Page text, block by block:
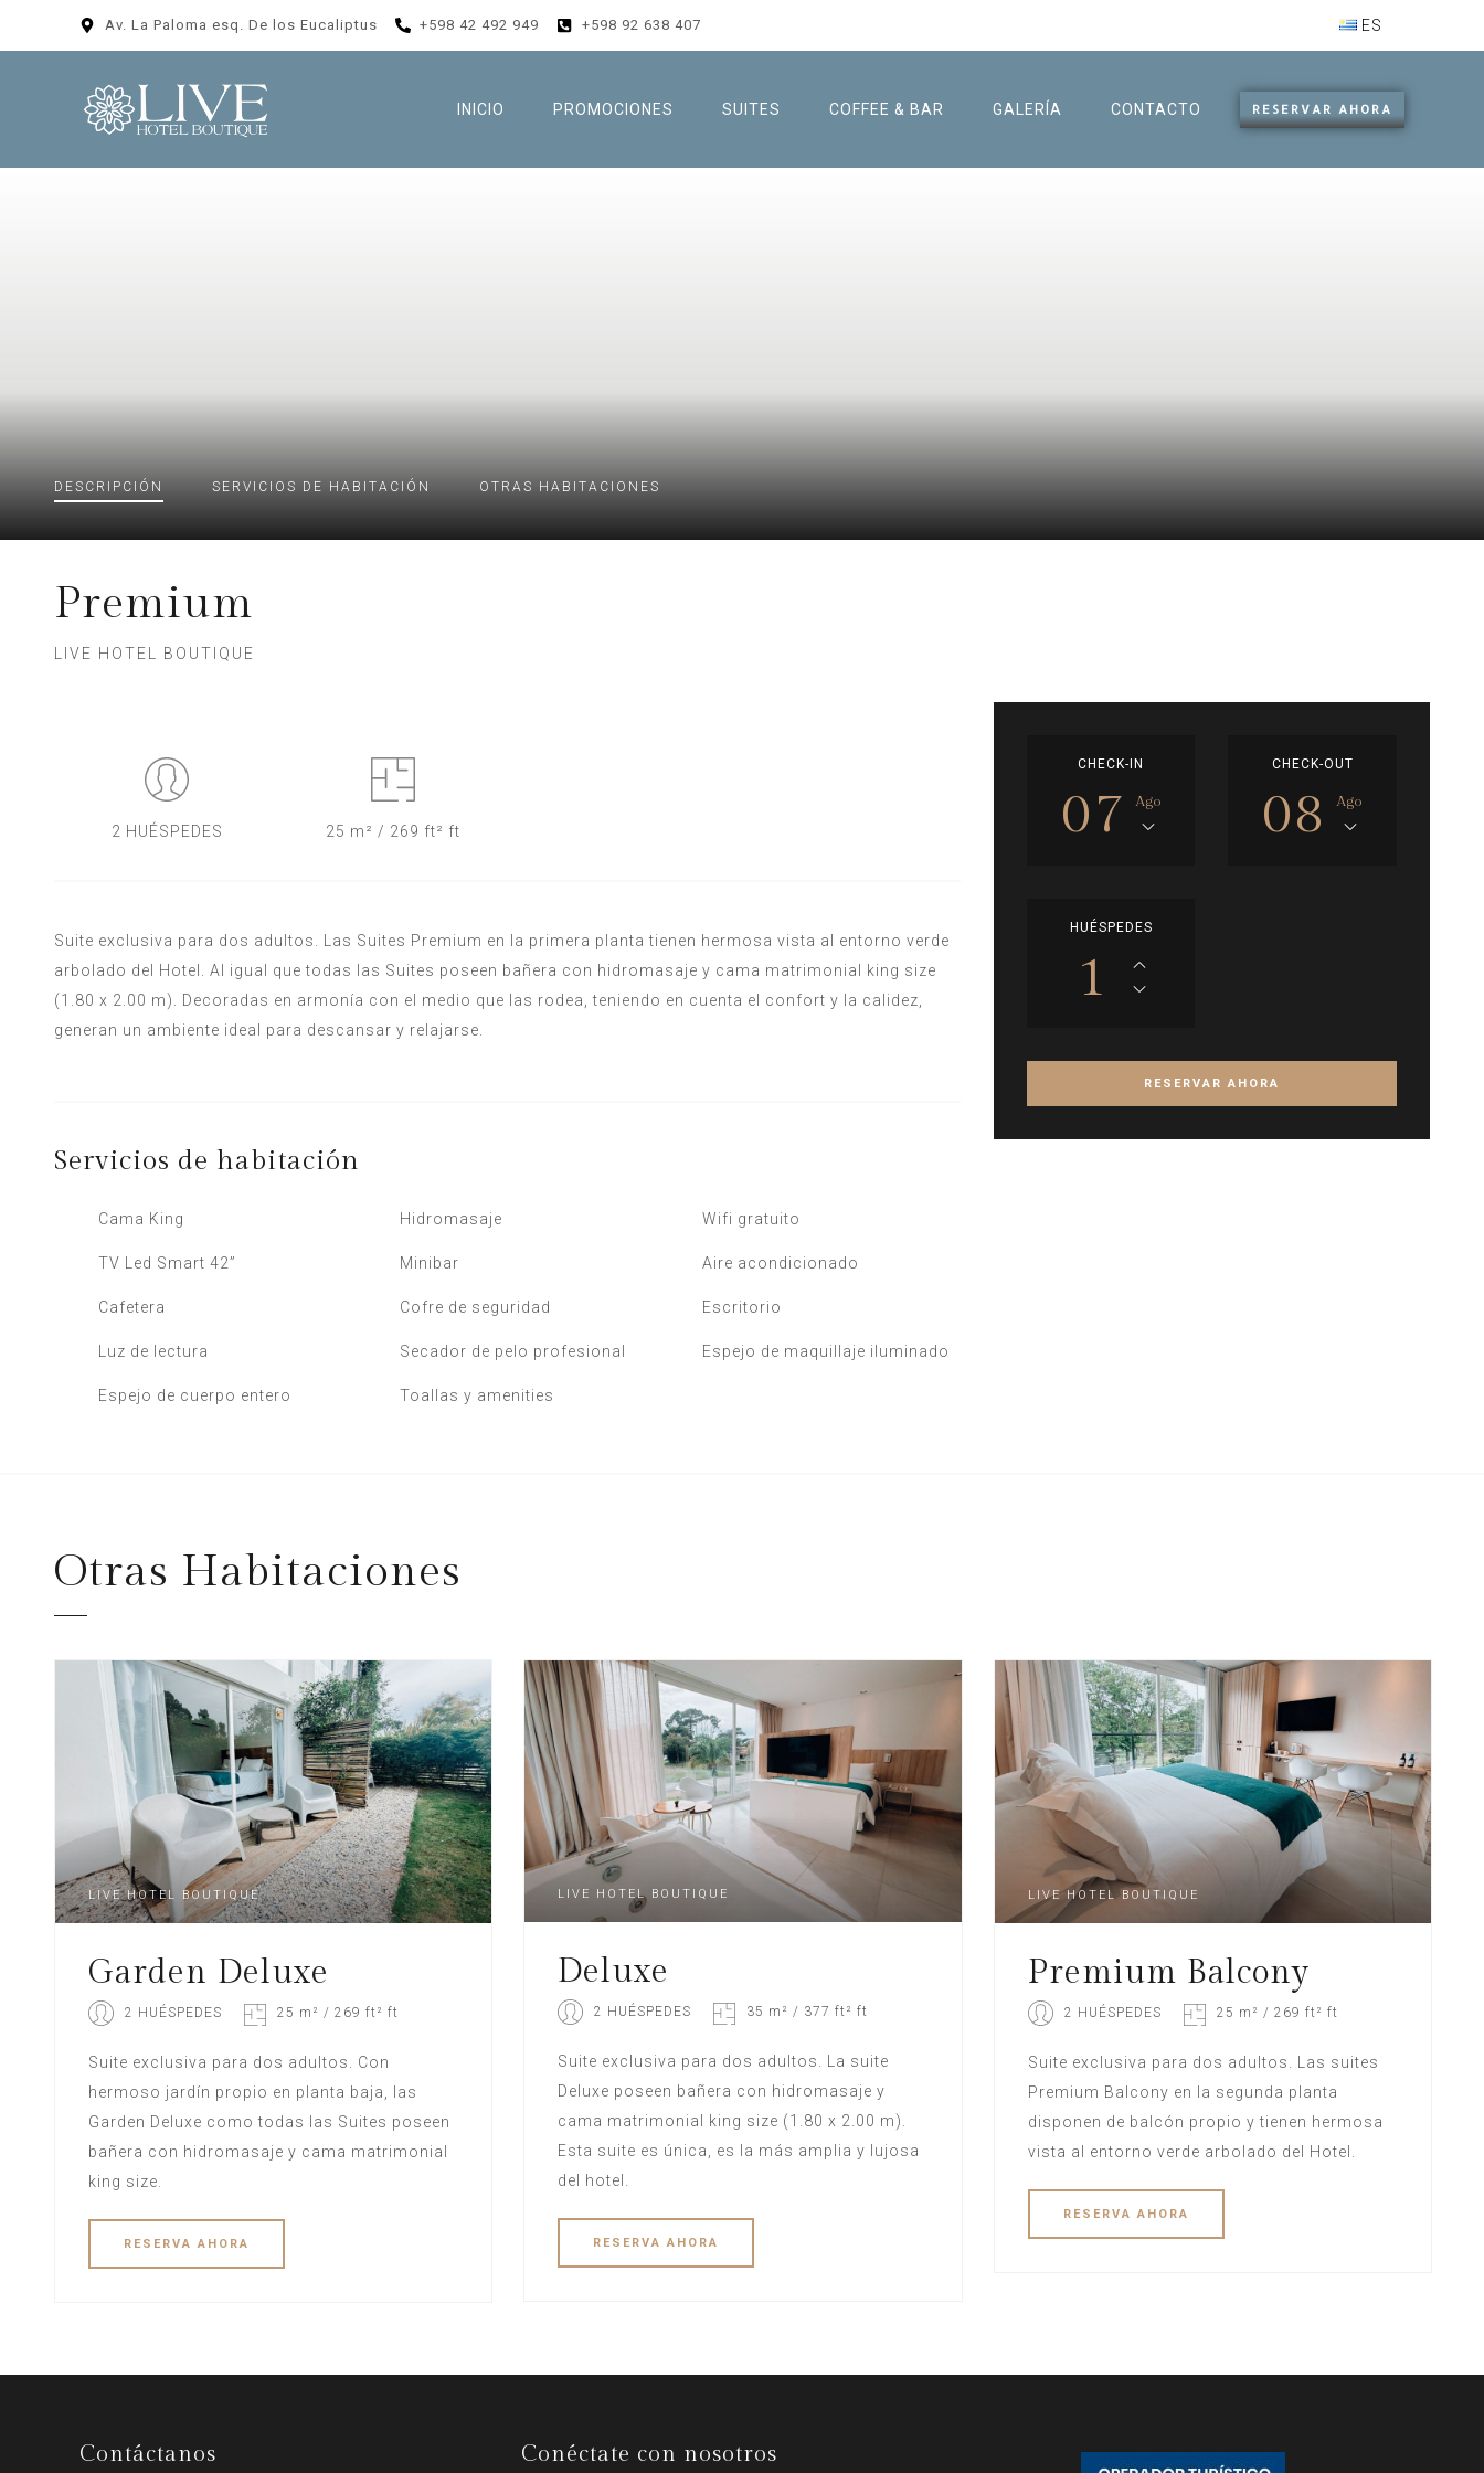
Av. La Paloma esq. De los Eucaliptus +598 42 492 949 +598 92 638 407 ES
INICIO PROMOCIONES SUITES COFFEE & BAR GALERÍA CONTACTO RESERVAR AHORA
DESCRIPCIÓN SERVICIOS DE HABITACIÓN OTRAS HABITACIONES
Premium
LIVE HOTEL BOUTIQUE
2 HUÉSPEDES 25 m² / 269 ft² ft
Suite exclusiva para dos adultos. Las Suites Premium en la primera planta tienen hermosa vista al entorno verde
arbolado del Hotel. Al igual que todas las Suites poseen bañera con hidromasaje y cama matrimonial king size
(1.80 x 2.00 m). Decoradas en armonía con el medio que las rodea, teniendo en cuenta el confort y la calidez,
generan un ambiente ideal para descansar y relajarse.
Servicios de habitación
Cama King Hidromasaje Wifi gratuito
TV Led Smart 42” Minibar Aire acondicionado
Cafetera Cofre de seguridad Escritorio
Luz de lectura Secador de pelo profesional Espejo de maquillaje iluminado
Espejo de cuerpo entero Toallas y amenities
CHECK-IN
07 Ago
CHECK-OUT
08 Ago
HUÉSPEDES
1
Otras Habitaciones
LIVE HOTEL BOUTIQUE
Garden Deluxe
2 HUÉSPEDES 25 m² / 269 ft² ft
Suite exclusiva para dos adultos. Con
hermoso jardín propio en planta baja, las
Garden Deluxe como todas las Suites poseen
bañera con hidromasaje y cama matrimonial
king size.
RESERVAAHORA
LIVE HOTEL BOUTIQUE
Deluxe
2 HUÉSPEDES 35 m² / 377 ft² ft
Suite exclusiva para dos adultos. La suite
Deluxe poseen bañera con hidromasaje y
cama matrimonial king size (1.80 x 2.00 m).
Esta suite es única, es la más amplia y lujosa
del hotel.
RESERVAAHORA
LIVE HOTEL BOUTIQUE
Premium Balcony
2 HUÉSPEDES 25 m² / 269 ft² ft
Suite exclusiva para dos adultos. Las suites
Premium Balcony en la segunda planta
disponen de balcón propio y tienen hermosa
vista al entorno verde arbolado del Hotel.
RESERVAAHORA
Contáctanos Conéctate con nosotros